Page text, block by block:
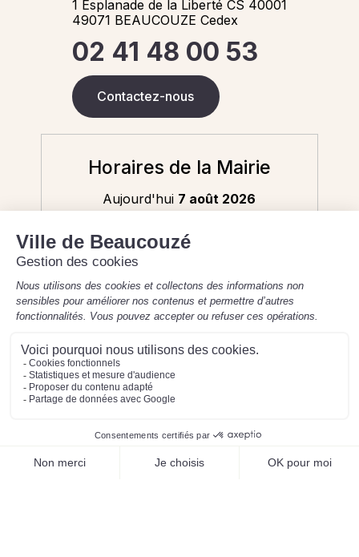
1 Esplanade de la Liberté CS 40001
49071 BEAUCOUZE Cedex
02 41 48 00 53
Contactez-nous
Horaires de la Mairie
Aujourd'hui 7 août 2026